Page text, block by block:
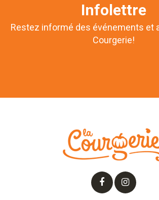
Infolettre
Restez informé des événements et
Courgerie!